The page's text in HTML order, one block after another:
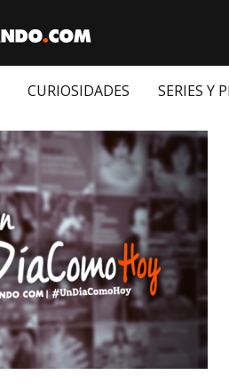
CURIOSIDADES SERIES Y